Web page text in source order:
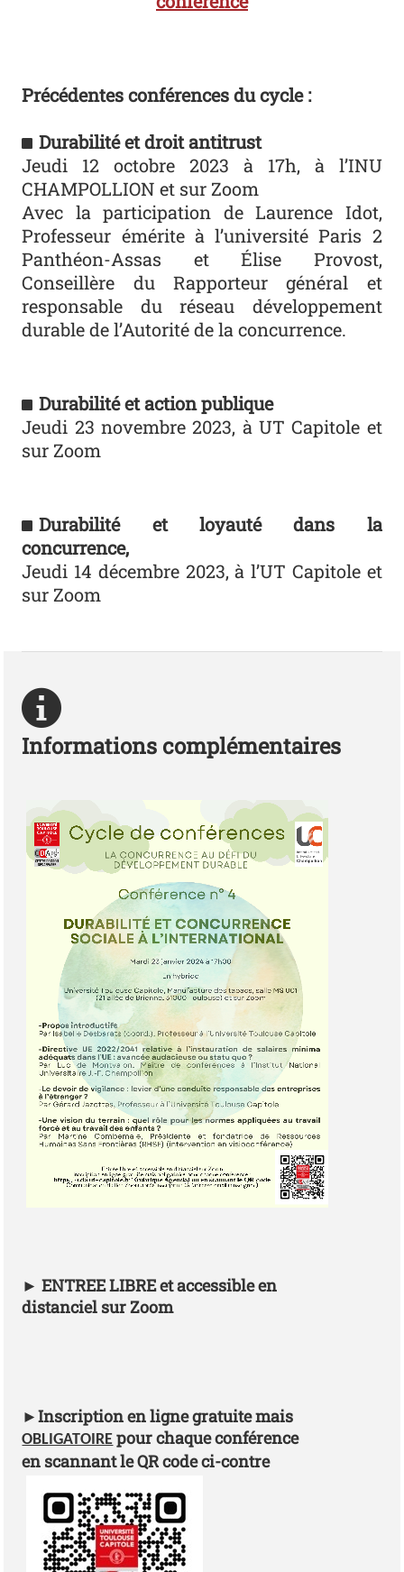
Précédentes conférences du cycle :
Durabilité et droit antitrust
Jeudi 12 octobre 2023 à 17h, à l’INU
CHAMPOLLION et sur Zoom
Avec la participation de Laurence Idot,
Professeur émérite à l’université Paris 2
Panthéon-Assas et Élise Provost,
Conseillère du Rapporteur général et
responsable du réseau développement
durable de l’Autorité de la concurrence.
Durabilité et action publique
Jeudi 23 novembre 2023, à UT Capitole et
sur Zoom
Durabilité et loyauté dans la
concurrence,
Jeudi 14 décembre 2023, à l’UT Capitole et
sur Zoom
Informations complémentaires
►ENTREE LIBRE et accessible en
distanciel sur Zoom
►Inscription en ligne gratuite mais
OBLIGATOIRE pour chaque conférence
en scannant le QR code ci-contre